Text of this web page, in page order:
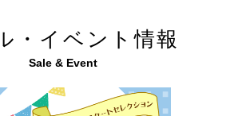
・イベント情報
Sale & Event